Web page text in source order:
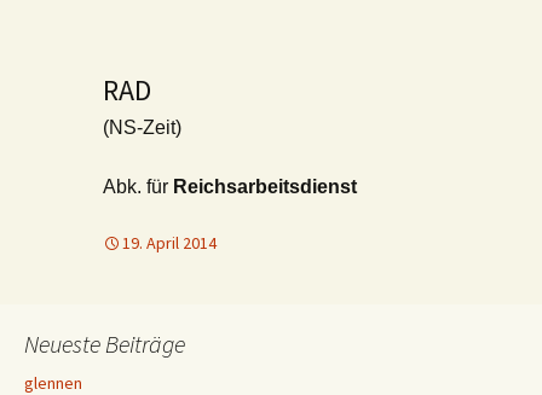
RAD
(NS-Zeit)
Abk. für Reichsarbeitsdienst
19. April 2014
Neueste Beiträge
glennen